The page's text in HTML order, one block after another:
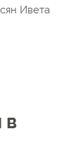
Ивета
в